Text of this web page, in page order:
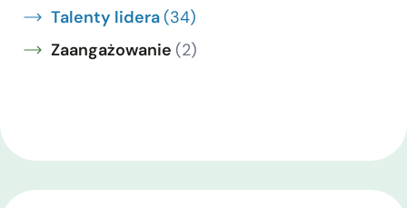
Talenty lidera(34)
Zaangażowanie (2)